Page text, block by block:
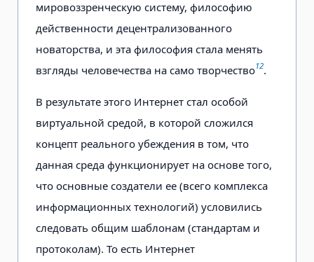
мировоззренческую систему, философию
действенности децентрализованного
новаторства, и эта философия стала менять
взгляды человечества на само творчество12.
В результате этого Интернет стал особой
виртуальной средой, в которой сложился
концепт реального убеждения в том, что
данная среда функционирует на основе того,
что основные создатели ее (всего комплекса
информационных технологий) условились
следовать общим шаблонам (стандартам и
протоколам). То есть Интернет